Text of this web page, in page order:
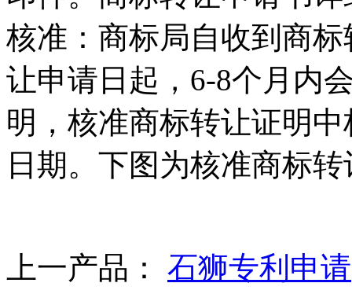
核准：商标局自收到商
让申请日起，6-8个月内
明，核准商标转让证明
日期。下图为核准商标
上一产品： 石狮专利申请